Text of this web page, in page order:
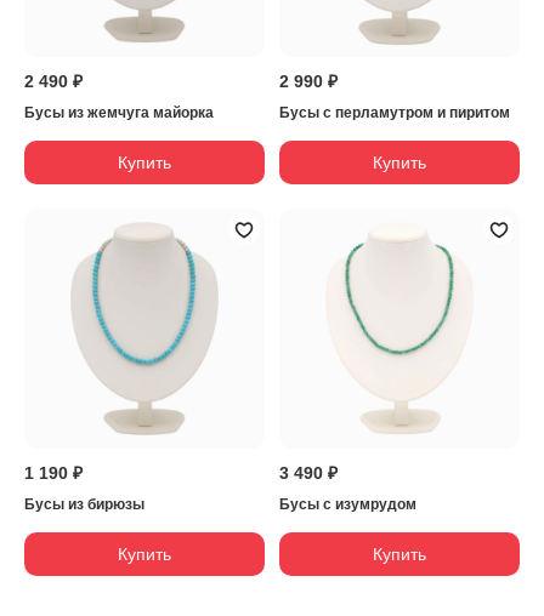
2 490 ₽
Бусы из жемчуга майорка
Купить
2 990 ₽
Бусы с перламутром и пиритом
Купить
1 190 ₽
Бусы из бирюзы
Купить
3 490 ₽
Бусы с изумрудом
Купить